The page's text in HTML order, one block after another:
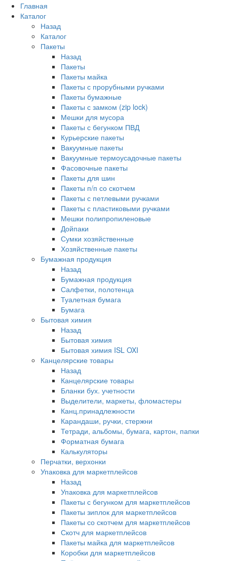
Главная
Каталог
Назад
Каталог
Пакеты
Назад
Пакеты
Пакеты майка
Пакеты с прорубными ручками
Пакеты бумажные
Пакеты с замком (zip lock)
Мешки для мусора
Пакеты с бегунком ПВД
Курьерские пакеты
Вакуумные пакеты
Вакуумные термоусадочные пакеты
Фасовочные пакеты
Пакеты для шин
Пакеты п/п со скотчем
Пакеты с петлевыми ручками
Пакеты с пластиковыми ручками
Мешки полипропиленовые
Дойпаки
Сумки хозяйственные
Хозяйственные пакеты
Бумажная продукция
Назад
Бумажная продукция
Салфетки, полотенца
Туалетная бумага
Бумага
Бытовая химия
Назад
Бытовая химия
Бытовая химия ISL OXI
Канцелярские товары
Назад
Канцелярские товары
Бланки бух. учетности
Выделители, маркеты, фломастеры
Канц.принадлежности
Карандаши, ручки, стержни
Тетради, альбомы, бумага, картон, папки
Форматная бумага
Калькуляторы
Перчатки, верхонки
Упаковка для маркетплейсов
Назад
Упаковка для маркетплейсов
Пакеты с бегунком для маркетплейсов
Пакеты зиплок для маркетплейсов
Пакеты со скотчем для маркетплейсов
Скотч для маркетплейсов
Пакеты майка для маркетплейсов
Коробки для маркетплейсов